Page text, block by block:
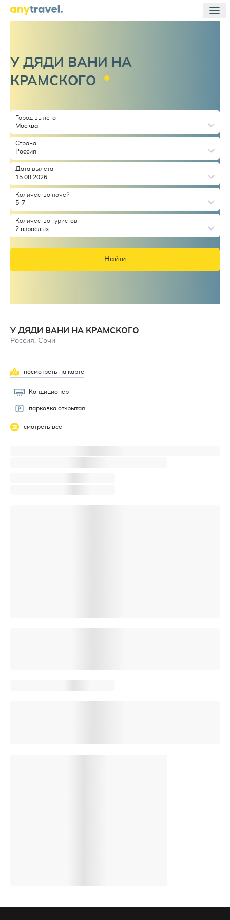
У ДЯДИ ВАНИ НА
КРАМСКОГО
Город вылета
Москва
Страна
Россия
Дата вылета
15.08.2026
Количество ночей
5-7
Количество туристов
2 взрослых
Найти
У ДЯДИ ВАНИ НА КРАМСКОГО
Россия, Сочи
посмотреть на карте
Кондиционер
парковка открытая
смотреть все